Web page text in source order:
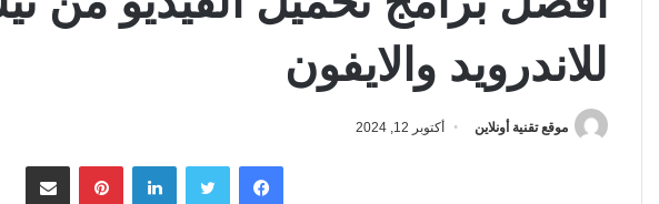
للاندرويد والايفون
موقع تقنية أونلاين أكتوبر 12, 2024
فيسبوك تويتر لينكدإن بينتيريستمشاركة عبر البريد